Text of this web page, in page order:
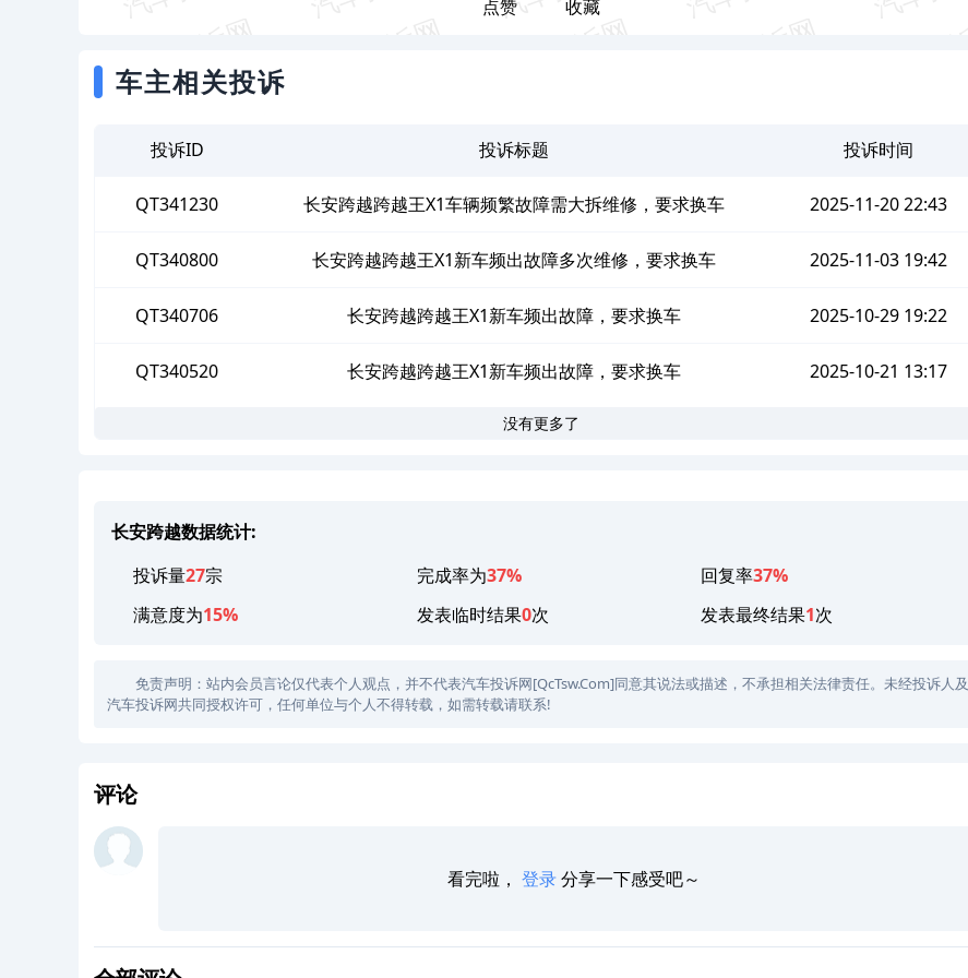
点赞 收藏
车主相关投诉
投诉ID 投诉标题 投诉时间
QT341230 长安跨越跨越王X1车辆频繁故障需大拆维修，要求换车 2025-11-20 22:43
QT340800 长安跨越跨越王X1新车频出故障多次维修，要求换车 2025-11-03 19:42
QT340706 长安跨越跨越王X1新车频出故障，要求换车 2025-10-29 19:22
QT340520 长安跨越跨越王X1新车频出故障，要求换车 2025-10-21 13:17
没有更多了
长安跨越数据统计:
投诉量27宗 完成率为37% 回复率37%
满意度为15% 发表临时结果0次 发表最终结果1次
免责声明：站内会员言论仅代表个人观点，并不代表汽车投诉网[QcTsw.Com]同意其说法或描述，不承担相关法律责任。未经投诉人及
汽车投诉网共同授权许可，任何单位与个人不得转载，如需转载请联系!
评论
看完啦， 登录分享一下感受吧～